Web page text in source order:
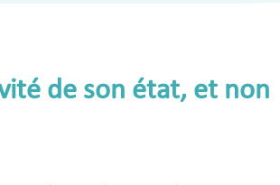
de son état, et non